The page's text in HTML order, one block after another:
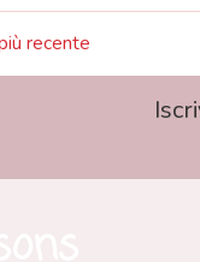
recente